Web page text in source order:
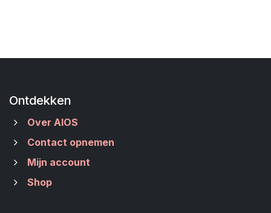
Ontdekken
Over AIOS
Contact opnemen
Mijn account
Shop